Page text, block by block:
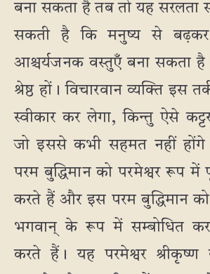
बना सकता है तब तो यह सरलता
सकती है कि मनुष्य से बढ़कर
आश्चर्यजनक वस्तुएँ बना सकता
श्रेष्ठ हों। विचारवान व्यक्ति इस
स्वीकार कर लेगा, किन्तु ऐसे
जो इससे कभी सहमत नहीं होंगे।
परम बुद्धिमान को परमेश्वर रूप में
करते हैं और इस परम बुद्धिमान को
भगवान् के रूप में सम्बोधित
करते हैं। यह परमेश्वर